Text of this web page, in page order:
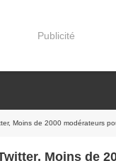
Publicité
Moins de 2000 modérateurs pour
Moins de